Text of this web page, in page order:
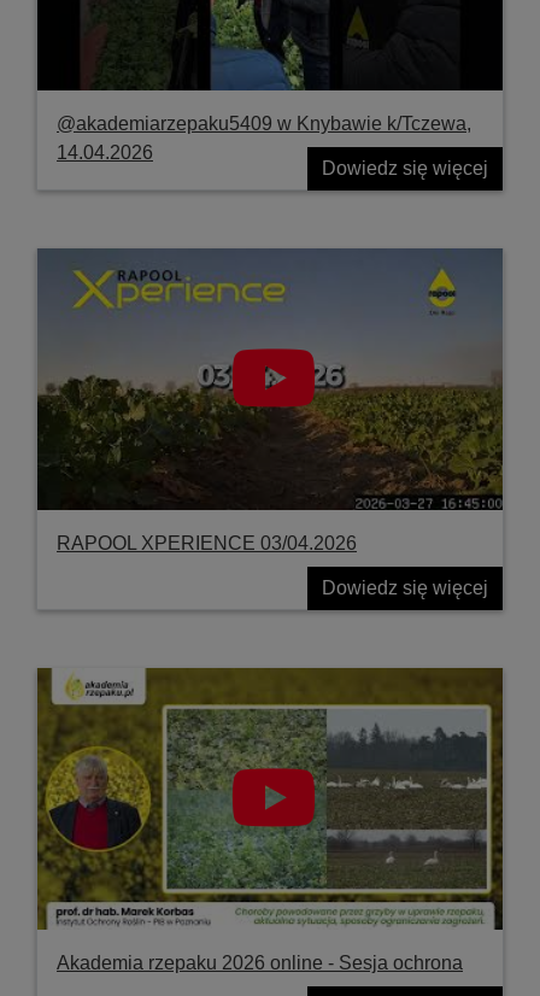
@akademiarzepaku5409 w Knybawie k/Tczewa,
14.04.2026
Dowiedz się więcej
RAPOOL XPERIENCE 03/04.2026
Dowiedz się więcej
Akademia rzepaku 2026 online - Sesja ochrona